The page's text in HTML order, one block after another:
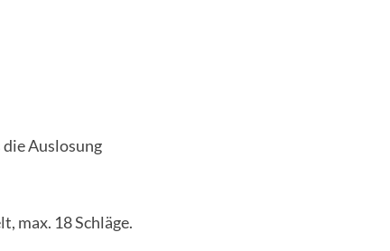
Auslosung
max. 18 Schläge.